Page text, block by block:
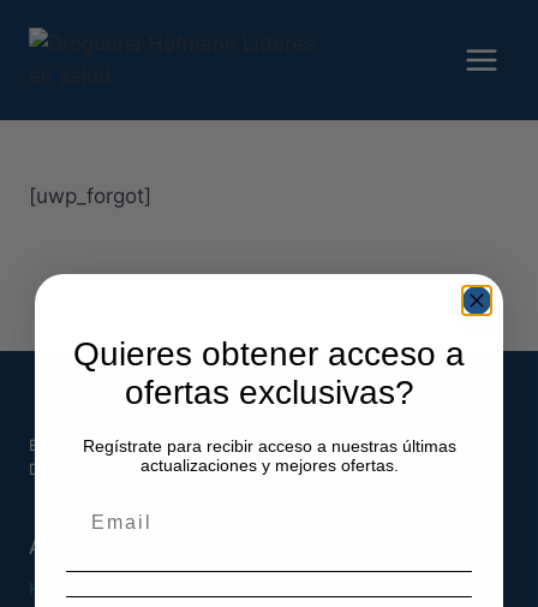
[uwp_forgot]
Email:
webmedical@hofmann.cl
Dirección: Los Gobelinos 2507, Renca, Santiago, Chile
AYUDA
Hofmann Medical
Quieres obtener acceso a
ofertas exclusivas?
Regístrate para recibir acceso a nuestras últimas
actualizaciones y mejores ofertas.